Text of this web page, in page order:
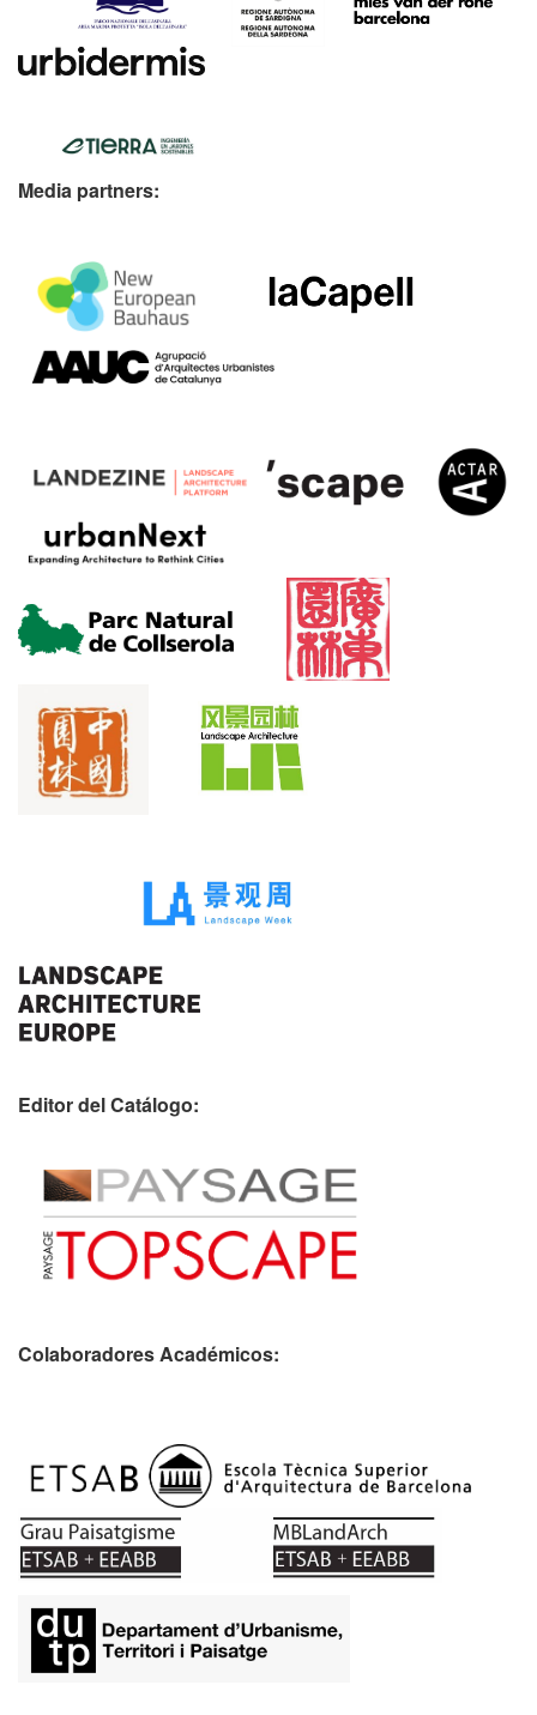
Media partners:
Editor del Catálogo:
Colaboradores Académicos: